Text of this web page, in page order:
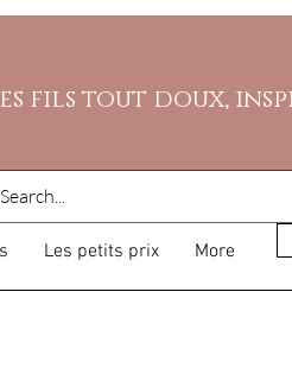
fils tout doux,
Les petits prix More